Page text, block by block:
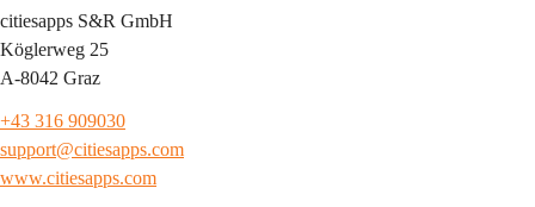
citiesapps S&R GmbH
Köglerweg 25
A-8042 Graz
+43 316 909030
support@citiesapps.com
www.citiesapps.com